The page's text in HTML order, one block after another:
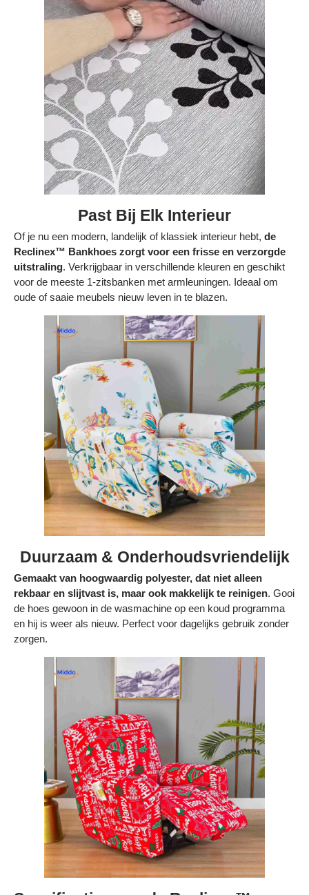
Past Bij Elk Interieur
Of je nu een modern, landelijk of klassiek interieur hebt, de
Reclinex™ Bankhoes zorgt voor een frisse en verzorgde
uitstraling. Verkrijgbaar in verschillende kleuren en geschikt
voor de meeste 1-zitsbanken met armleuningen. Ideaal om
oude of saaie meubels nieuw leven in te blazen.
Duurzaam & Onderhoudsvriendelijk
Gemaakt van hoogwaardig polyester, dat niet alleen
rekbaar en slijtvast is, maar ook makkelijk te reinigen. Gooi
de hoes gewoon in de wasmachine op een koud programma
en hij is weer als nieuw. Perfect voor dagelijks gebruik zonder
zorgen.